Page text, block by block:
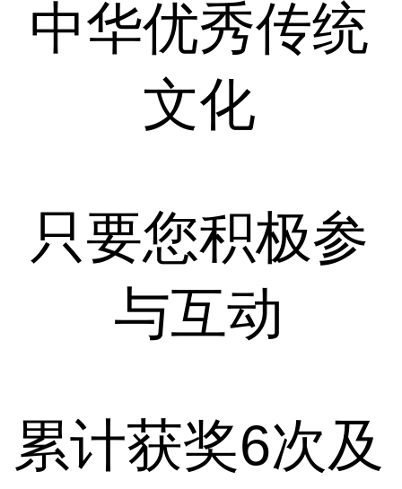
中华优秀传统
文化
只要您积极参
与互动
累计获奖6次及